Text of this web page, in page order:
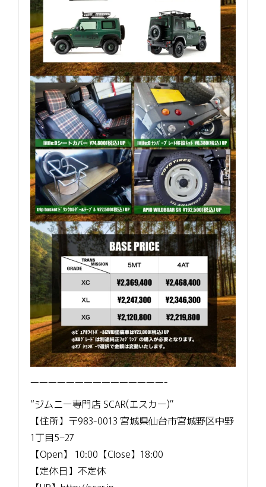
———————————————-
“ジムニー専門店 SCAR(エスカー)”
【住所】〒983-0013 宮城県仙台市宮城野区中野
1丁目5−27
【Open】 10:00【Close】18:00
【定休日】不定休